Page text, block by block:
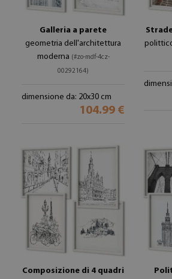
Galleria a parete
geometria dell'architettura
moderna (#zo-mdf-4cz-
00292164)
dimensione da: 20x30 cm
104.99 €
Composizione di 4 quadri